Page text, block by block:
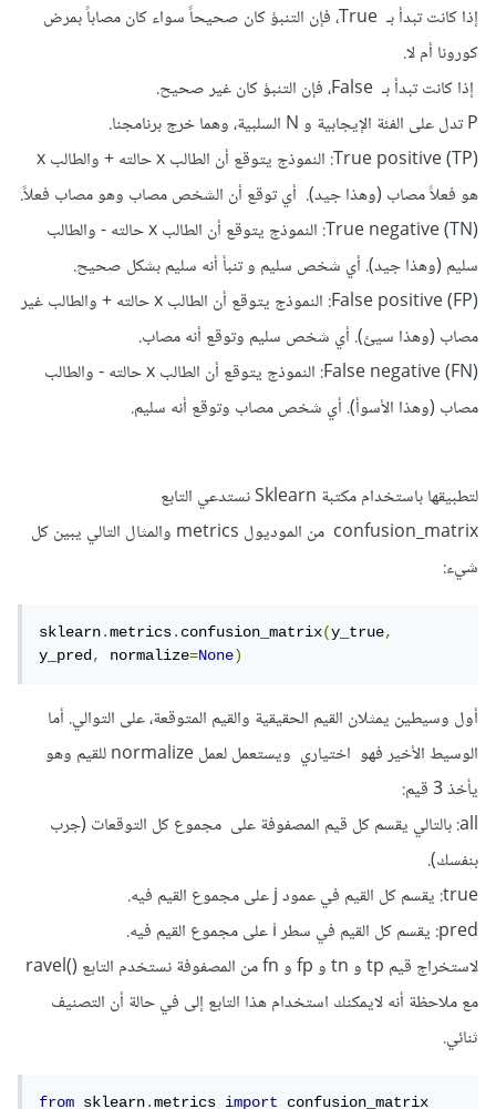
إذا كانت تبدأ بـ True، فإن التنبؤ كان صحيحاً سواء كان مصاباً بمرض
كورونا أم لا.
إذا كانت تبدأ بـ False، فإن التنبؤ كان غير صحيح.
P تدل على الفئة الإيجابية و N السلبية، وهما خرج برنامجنا.
True positive (TP): النموذج يتوقع أن الطالب x حالته + والطالب x
هو فعلاً مصاب (وهذا جيد). أي توقع أن الشخص مصاب وهو مصاب فعلاً.
True negative (TN): النموذج يتوقع أن الطالب x حالته - والطالب
سليم (وهذا جيد). أي شخص سليم و تنبأ أنه سليم بشكل صحيح.
False positive (FP): النموذج يتوقع أن الطالب x حالته + والطالب غير
مصاب (وهذا سيئ). أي شخص سليم وتوقع أنه مصاب.
False negative (FN): النموذج يتوقع أن الطالب x حالته - والطالب
مصاب (وهذا الأسوأ). أي شخص مصاب وتوقع أنه سليم.
لتطبيقها باستخدام مكتبة Sklearn نستدعي التابع
confusion_matrix من الموديول metrics والمثال التالي يبين كل
شيء:
sklearn.metrics.confusion_matrix(y_true,
y_pred, normalize=None)
أول وسيطين يمثلان القيم الحقيقية والقيم المتوقعة، على التوالي. أما
الوسيط الأخير فهو اختياري ويستعمل لعمل normalize للقيم وهو
يأخذ 3 قيم:
all: بالتالي يقسم كل قيم المصفوفة على مجموع كل التوقعات (جرب
بنفسك).
true: يقسم كل القيم في عمود j على مجموع القيم فيه.
pred: يقسم كل القيم في سطر i على مجموع القيم فيه.
لاستخراج قيم tp و tn و fp و fn من المصفوفة نستخدم التابع ()ravel
مع ملاحظة أنه لايمكنك استخدام هذا التابع إلى في حالة أن التصنيف
ثنائي.
from sklearn.metrics import confusion_matrix